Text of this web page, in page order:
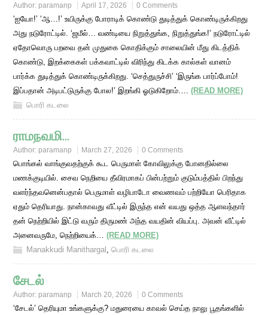
Author: paramanp April 17, 2026 0 Comments
‘ஐயோ!’ ‘ஆ…!’ உயிருக்கு போராடிக் கொண்டு துடித்துக் கொண்டிருக்கிறது
அது நடுரோட்டில். ‘ஜமீல்… வண்டியை நிறுத்துங்க, நிறுத்துங்க!’ நடுரோட்டில்
ஏதோவொரு பறவை தன் முதுகை கொதிக்கும் சாலையின் மீது கிடத்திக்
கொண்டு, இறக்கைகள் பக்கவாட்டில் விரிந்து கிடக்க கால்கள் வானம்
பார்க்க துடித்துக் கொண்டிருக்கிறது. ‘செத்துருச்சி’ ‘இருங்க பார்ப்போம்!
இப்பதான் அடிபட்டுருக்கு போல!’ இறங்கி ஓடுகிறோம்….(READ MORE)
பொரி கடலை
ராமநவமி…
Author: paramanp March 27, 2026 0 Comments
பொங்கல் வாங்குவதற்குக் கூட பெருமாள் கோவிலுக்கு போனதில்லை
மணக்குடியில். சைவ நெறியை தீவிரமாகப் பின்பற்றும் குடும்பத்தில் பிறந்து
வளர்ந்தவனென்பதால் பெருமாள் வழிபாடோ வைணவம் பற்றியோ பெரிதாக
ஏதும் தெரியாது. நான்காவது வீட்டில் இருந்த என் வயது ஒத்த ஆளவந்தார்
தன் நெற்றியில் இட்டு வரும் திருமண் அந்த வயதின் வியப்பு. அவன் வீட்டில்
அனைவருமே, நெற்றியைக்…(READ MORE)
Manakkudi Manithargal ,பொரி கடலை
சேடல்
Author: paramanp March 20, 2026 0 Comments
‘சேடல்’ தெரியுமா உங்களுக்கு? மதுரையை காவல் செய்த நாலு பூதங்களில்